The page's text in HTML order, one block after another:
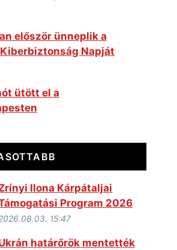
először ünneplik a
Napját
ütött el a
Ilona Kárpátaljai
Program 2026
15:47
határőrök mentették